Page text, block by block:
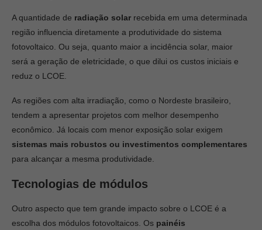
A quantidade de radiação solar recebida em uma determinada
região influencia diretamente a produtividade do sistema
fotovoltaico. Ou seja, quanto maior a incidência solar, maior
será a geração de eletricidade, o que dilui os custos iniciais e
reduz o LCOE.
As regiões com alta irradiação, como o Nordeste brasileiro,
tendem a apresentar projetos com melhor desempenho
econômico. Já locais com menor exposição solar exigem
sistemas mais robustos ou investimentos complementares
para alcançar a mesma produtividade.
Tecnologias de módulos
Outro aspecto que tem grande impacto sobre o LCOE é a
escolha dos módulos fotovoltaicos. Os painéis